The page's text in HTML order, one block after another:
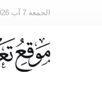
الجمعة 7 آب 2026